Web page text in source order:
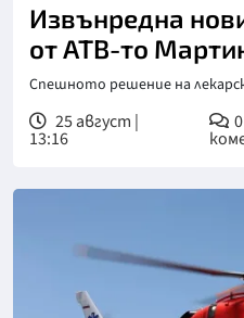
Извънредна
от АТВ-то
Спешното решение на
25 август |
13:16
0